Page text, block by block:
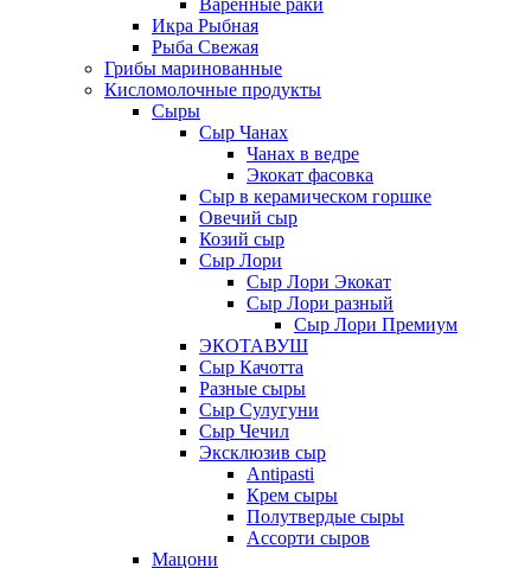
Варенные раки
Икра Рыбная
Рыба Свежая
Грибы маринованные
Кисломолочные продукты
Сыры
Сыр Чанах
Чанах в ведре
Экокат фасовка
Сыр в керамическом горшке
Овечий сыр
Козий сыр
Сыр Лори
Сыр Лори Экокат
Сыр Лори разный
Сыр Лори Премиум
ЭКОТАВУШ
Сыр Качотта
Разные сыры
Сыр Сулугуни
Сыр Чечил
Эксклюзив сыр
Antipasti
Крем сыры
Полутвердые сыры
Ассорти сыров
Мацони